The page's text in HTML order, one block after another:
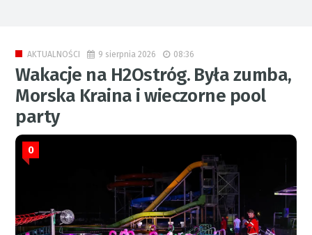
AKTUALNOŚCI 9 sierpnia 2026 08:36
Wakacje na H2Ostróg. Była zumba,
Morska Kraina i wieczorne pool
party
0